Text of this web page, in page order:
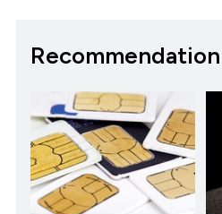
Recommendation